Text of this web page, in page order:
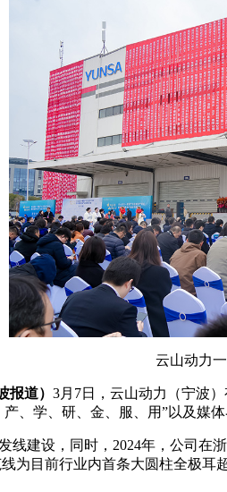
云山动力
报道） 3月7日，云山动力（宁波
、学、研、金、服、用”以及媒
建设，同时，2024年，公司在
为目前行业内首条大圆柱全极